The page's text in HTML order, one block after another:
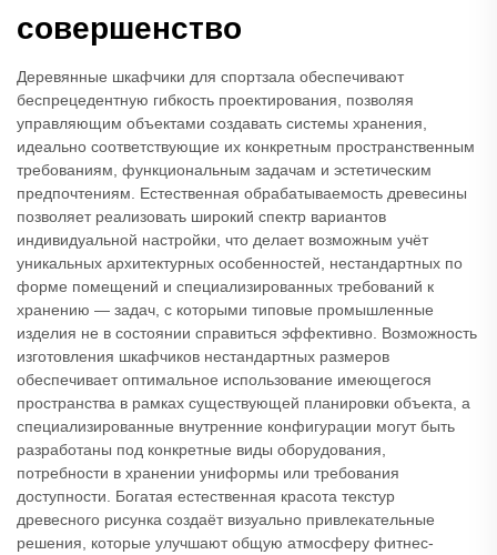
совершенство
Деревянные шкафчики для спортзала обеспечивают
беспрецедентную гибкость проектирования, позволяя
управляющим объектами создавать системы хранения,
идеально соответствующие их конкретным пространственным
требованиям, функциональным задачам и эстетическим
предпочтениям. Естественная обрабатываемость древесины
позволяет реализовать широкий спектр вариантов
индивидуальной настройки, что делает возможным учёт
уникальных архитектурных особенностей, нестандартных по
форме помещений и специализированных требований к
хранению — задач, с которыми типовые промышленные
изделия не в состоянии справиться эффективно. Возможность
изготовления шкафчиков нестандартных размеров
обеспечивает оптимальное использование имеющегося
пространства в рамках существующей планировки объекта, а
специализированные внутренние конфигурации могут быть
разработаны под конкретные виды оборудования,
потребности в хранении униформы или требования
доступности. Богатая естественная красота текстур
древесного рисунка создаёт визуально привлекательные
решения, которые улучшают общую атмосферу фитнес-